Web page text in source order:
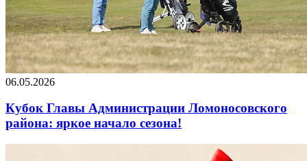
06.05.2026
Кубок Главы Администрации Ломоносовского
района: яркое начало сезона!